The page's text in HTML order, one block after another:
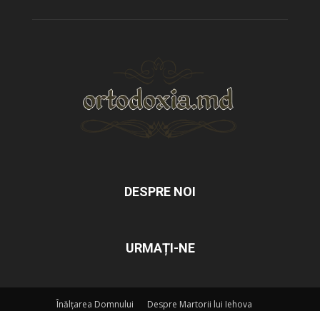
DESPRE NOI
URMAȚI-NE
Înălțarea Domnului Despre Martorii lui Iehova